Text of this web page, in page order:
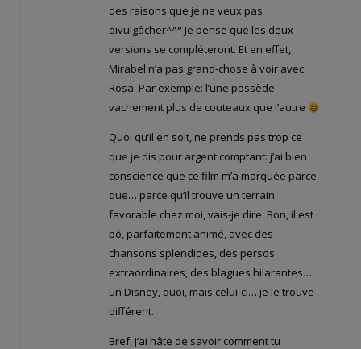
des raisons que je ne veux pas
divulgâcher^^° Je pense que les deux
versions se compléteront. Et en effet,
Mirabel n’a pas grand-chose à voir avec
Rosa. Par exemple: l’une possède
vachement plus de couteaux que l’autre
Quoi qu’il en soit, ne prends pas trop ce
que je dis pour argent comptant: j’ai bien
conscience que ce film m’a marquée parce
que… parce qu’il trouve un terrain
favorable chez moi, vais-je dire. Bon, il est
bô, parfaitement animé, avec des
chansons splendides, des persos
extraordinaires, des blagues hilarantes…
un Disney, quoi, mais celui-ci… je le trouve
différent.
Bref, j’ai hâte de savoir comment tu